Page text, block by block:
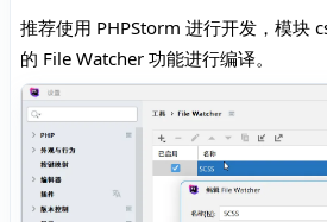
推荐使用 PHPStorm 进行开发，模块
的 File Watcher 功能进行编译。